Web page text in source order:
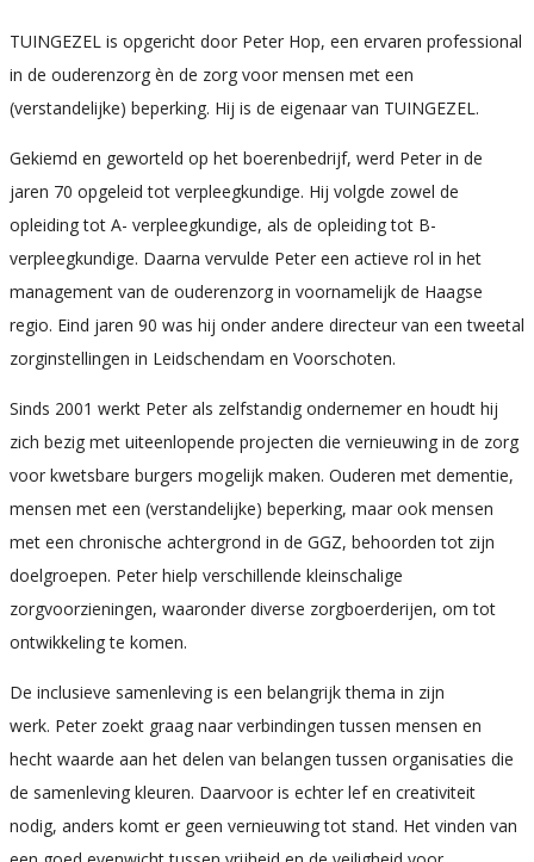
TUINGEZEL is opgericht door Peter Hop, een ervaren professional
in de ouderenzorg èn de zorg voor mensen met een
(verstandelijke) beperking. Hij is de eigenaar van TUINGEZEL.
Gekiemd en geworteld op het boerenbedrijf, werd Peter in de
jaren 70 opgeleid tot verpleegkundige. Hij volgde zowel de
opleiding tot A- verpleegkundige, als de opleiding tot B-
verpleegkundige. Daarna vervulde Peter een actieve rol in het
management van de ouderenzorg in voornamelijk de Haagse
regio. Eind jaren 90 was hij onder andere directeur van een tweetal
zorginstellingen in Leidschendam en Voorschoten.
Sinds 2001 werkt Peter als zelfstandig ondernemer en houdt hij
zich bezig met uiteenlopende projecten die vernieuwing in de zorg
voor kwetsbare burgers mogelijk maken. Ouderen met dementie,
mensen met een (verstandelijke) beperking, maar ook mensen
met een chronische achtergrond in de GGZ, behoorden tot zijn
doelgroepen. Peter hielp verschillende kleinschalige
zorgvoorzieningen, waaronder diverse zorgboerderijen, om tot
ontwikkeling te komen.
De inclusieve samenleving is een belangrijk thema in zijn
werk. Peter zoekt graag naar verbindingen tussen mensen en
hecht waarde aan het delen van belangen tussen organisaties die
de samenleving kleuren. Daarvoor is echter lef en creativiteit
nodig, anders komt er geen vernieuwing tot stand. Het vinden van